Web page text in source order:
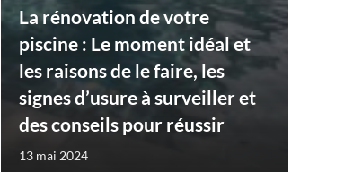
La rénovation de votre
piscine : Le moment idéal et
les raisons de le faire, les
signes d’usure à surveiller et
des conseils pour réussir
13 mai 2024